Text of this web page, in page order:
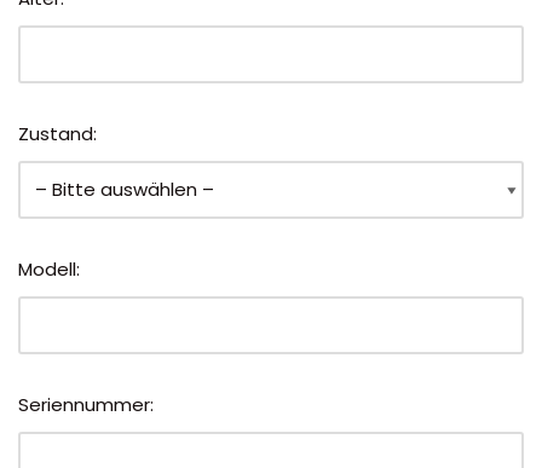
Zustand:
Modell:
Seriennummer: